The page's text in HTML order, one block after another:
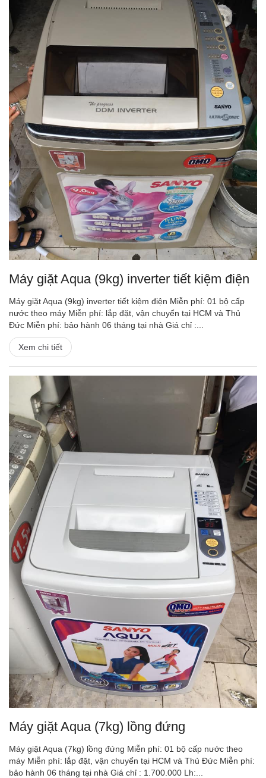
Máy giặt Aqua (9kg) inverter tiết kiệm điện
Máy giặt Aqua (9kg) inverter tiết kiệm điện Miễn phí: 01 bộ cấp
nước theo máy Miễn phí: lắp đặt, vận chuyển tại HCM và Thủ
Đức Miễn phí: bảo hành 06 tháng tại nhà Giá chỉ :...
Xem chi tiết
Máy giặt Aqua (7kg) lồng đứng
Máy giặt Aqua (7kg) lồng đứng Miễn phí: 01 bộ cấp nước theo
máy Miễn phí: lắp đặt, vận chuyển tại HCM và Thủ Đức Miễn phí:
bảo hành 06 tháng tại nhà Giá chỉ : 1.700.000 Lh:...